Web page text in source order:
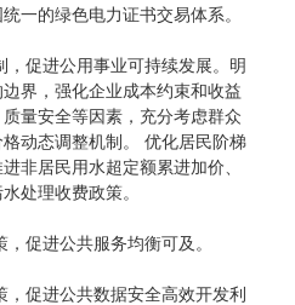
一的绿色电力证书交易体系。
，促进公用事业可持续发展。明
界，强化企业成本约束和收益
量安全等因素，充分考虑群众
动态调整机制。 优化居民阶梯
非居民用水超定额累进加价、
处理收费政策。
促进公共服务均衡可及。
促进公共数据安全高效开发利